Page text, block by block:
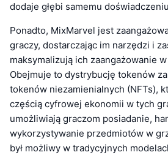
dodaje głębi samemu
Ponadto, MixMarvel jest
graczy, dostarczając im narzędzi i
maksymalizują ich zaangażowanie
Obejmuje to dystrybucję tokenów
tokenów niezamienialnych (NFTs),
częścią cyfrowej ekonomii w tych
umożliwiają graczom posiadanie,
wykorzystywanie przedmiotów w
był możliwy w tradycyjnych